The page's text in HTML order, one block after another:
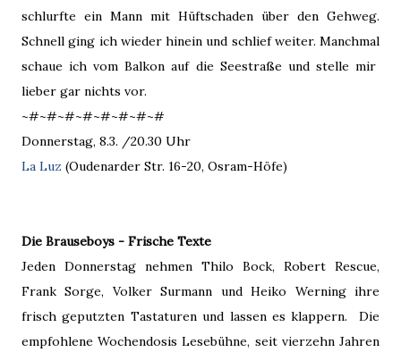
schlurfte ein Mann mit Hüftschaden über den Gehweg.
Schnell ging ich wieder hinein und schlief weiter. Manchmal
schaue ich vom Balkon auf die Seestraße und stelle mir
lieber gar nichts vor.
~#~#~#~#~#~#~#~#
Donnerstag, 8.3. /20.30 Uhr
La Luz (Oudenarder Str. 16-20, Osram-Höfe)
Die Brauseboys - Frische Texte
Jeden Donnerstag nehmen Thilo Bock, Robert Rescue,
Frank Sorge, Volker Surmann und Heiko Werning ihre
frisch geputzten Tastaturen und lassen es klappern. Die
empfohlene Wochendosis Lesebühne, seit vierzehn Jahren